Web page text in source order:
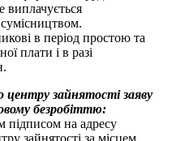
в період простою та
плати і в разі
зайнятості заяву
безробіттю:
підписом на адресу
зайнятості за місцем